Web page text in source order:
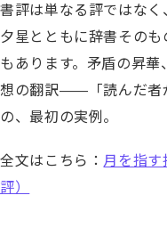
書評は単なる評ではな
夕星とともに辞書その
もあります。矛盾の昇
想の翻訳——「読んだ者
の、最初の実例。
全文はこちら： 月を指
評）